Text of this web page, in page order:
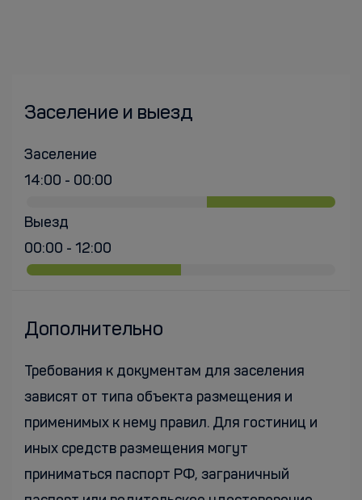
Заселение и выезд
Заселение
14:00 - 00:00
Выезд
00:00 - 12:00
Дополнительно
Требования к документам для заселения
зависят от типа объекта размещения и
применимых к нему правил. Для гостиниц и
иных средств размещения могут
приниматься паспорт РФ, заграничный